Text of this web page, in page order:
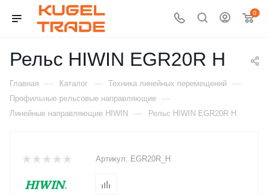
0
Рельс HIWIN EGR20R H
Главная — Каталог — Техника линейных перемещений —
Профильные рельсовые направляющие —
Линейные направляющие HIWIN — Рельс HIWIN EGR20R H
Артикул: EGR20R_H